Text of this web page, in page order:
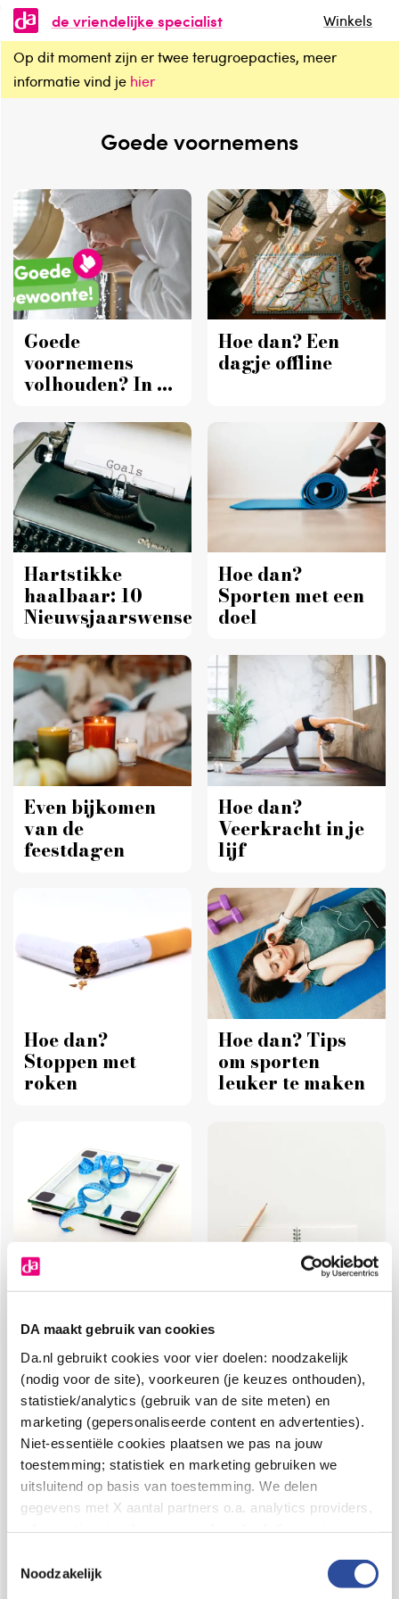
DA maakt gebruik van cookies
Da.nl gebruikt cookies voor vier doelen: noodzakelijk
(nodig voor de site), voorkeuren (je keuzes onthouden),
statistiek/analytics (gebruik van de site meten) en
marketing (gepersonaliseerde content en advertenties).
Niet-essentiële cookies plaatsen we pas na jouw
toestemming; statistiek en marketing gebruiken we
uitsluitend op basis van toestemming. We delen
gegevens met X aantal partners o.a. analytics providers,
en de bewaartermijnen per categorie. Je kunt je keuze op
Noodzakelijk
de vriendelijke specialist
Winkels
Op dit moment zijn er twee terugroepacties, meer
informatie vind je hier
Goede voornemens
Goede
voornemens
volhouden? In 4
een vaste
gewoonte
Hoe dan? Een
dagje offline
Hartstikke
haalbaar: 10
Nieuwsjaarswensen
Hoe dan?
Sporten met een
doel
Even bijkomen
van de
feestdagen
Hoe dan?
Veerkracht in je
lijf
Hoe dan?
Stoppen met
roken
Hoe dan? Tips
om sporten
leuker te maken
Hoe dan? Gezond
afvallen
Hoe dan? Goede
voornemens
Hoe dan?
Stoppen met
Hoe dan? Tips
tegen